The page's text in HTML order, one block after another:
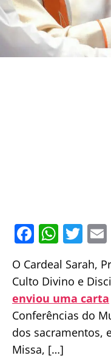
F
c
e
b
o
o
W
h
at
s
A
p
p
T
w
itt
er l
O Cardeal Sarah,
Culto Divino e
enviou uma carta
Conferências do
dos sacramentos,
Missa, […]